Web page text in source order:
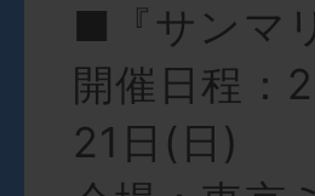
■『サンマ
開催日程：
21日(日)